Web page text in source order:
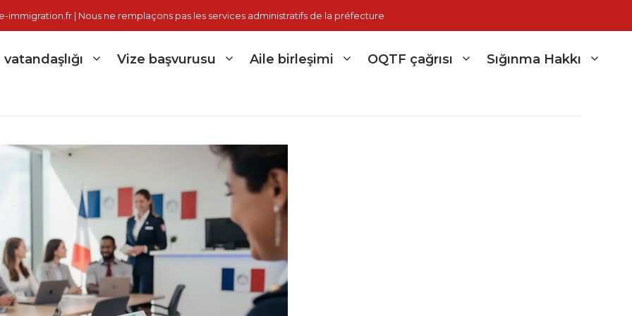
immigration.fr | Nous ne remplaçons pas les services administratifs de la préfecture
vatandaşlığı Vize başvurusu Aile birleşimi OQTF çağrısı
Sığınma Hakkı